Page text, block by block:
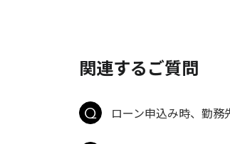
関連するご質問
ローン申込み時、勤